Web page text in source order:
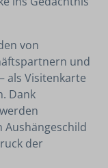
von
und
als Visitenkarte
Dank
Aushängeschild
der